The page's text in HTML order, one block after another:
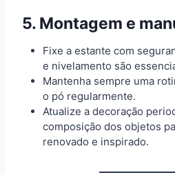
5. Montagem e
Fixe a estante com
e nivelamento são
Mantenha sempre uma
o pó regularmente.
Atualize a decoração
composição dos objetos
renovado e inspirado.